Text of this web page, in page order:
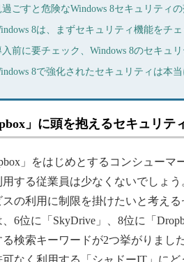
過ごすと危険なWindows 8セキュリティ
8は、まずセキュリティ機能をチェ
入前に要チェック、Windows 8のセキュ
8で強化されたセキュリティは本
」に頭を抱えるセキュリテ
」をはじめとするコンシューマ
する従業員は少なくないでしょ
スの利用に制限を掛けたいと考え
、6位に「SkyDrive」、8位に「
る検索キーワードが2つ挙がりま
なく利用する「シャドーIT」に